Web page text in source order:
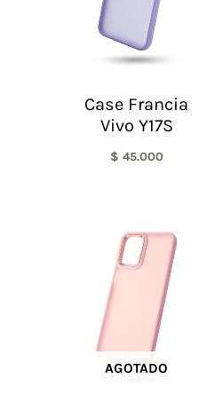
Case Francia
Vivo Y17S
$ 45.000
AGOTADO